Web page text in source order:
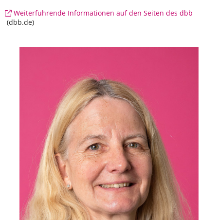
Weiterführende Informationen auf den Seiten des dbb
(dbb.de)